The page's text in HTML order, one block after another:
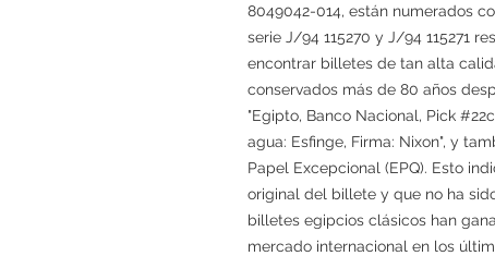
8049042-014, están numerados
serie J/94 115270 y J/94 115271
encontrar billetes de tan alta
conservados más de 80 años
"Egipto, Banco Nacional, Pick
agua: Esfinge, Firma: Nixon", y
Papel Excepcional (EPQ). Esto
original del billete y que no ha
billetes egipcios clásicos han
mercado internacional en los